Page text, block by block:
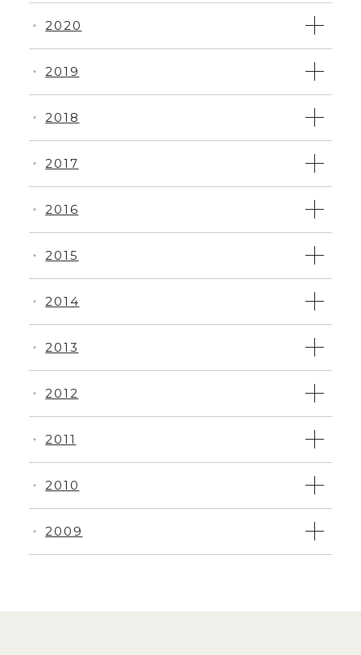
・ 2009
・ 2010
・ 2011
・ 2012
・ 2013
・ 2014
・ 2015
・ 2016
・ 2017
・ 2018
・ 2019
・ 2020